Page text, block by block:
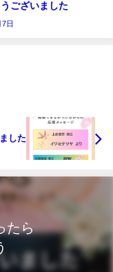
ございました
日
した
たら